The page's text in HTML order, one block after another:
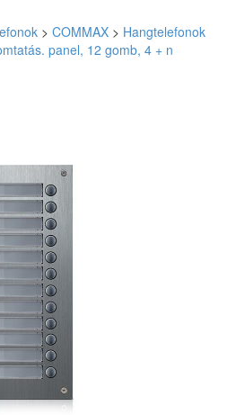
> COMMAX > Hangtelefonok
panel, 12 gomb, 4 + n